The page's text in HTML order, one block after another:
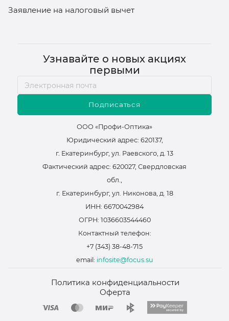
Заявление на налоговый вычет
Узнавайте о новых акциях
первыми
Подписаться
ООО «Профи-Оптика»
Юридический адрес: 620137,
г. Екатеринбург, ул. Раевского, д. 13
Фактический адрес: 620027, Свердловская
обл.,
г. Екатеринбург, ул. Никонова, д. 18
ИНН: 6670042984
ОГРН: 1036603544460
Контактный телефон:
+7 (343) 38-48-715
email: infosite@focus.su
Политика конфиденциальности
Оферта